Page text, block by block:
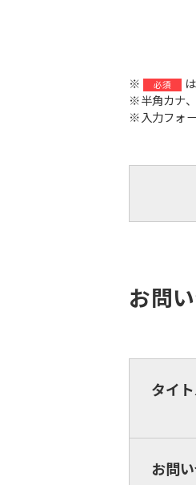
※ 必須
※半角カナ
※入力フォ
お問
タイ
お問